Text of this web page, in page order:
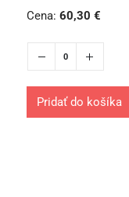
Cena: 60,30 €
Pridať do košíka